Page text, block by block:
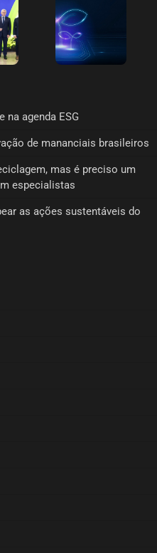
na agenda ESG
de mananciais brasileiros
mas é preciso um
especialistas
as ações sustentáveis do